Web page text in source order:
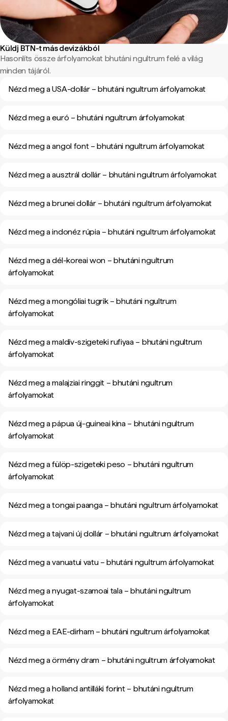
Küldj BTN-t más devizákból
Hasonlíts össze árfolyamokat bhutáni ngultrum felé a világ
minden tájáról.
Nézd meg a USA-dollár – bhutáni ngultrum árfolyamokat
Nézd meg a euró – bhutáni ngultrum árfolyamokat
Nézd meg a angol font – bhutáni ngultrum árfolyamokat
Nézd meg a ausztrál dollár – bhutáni ngultrum árfolyamokat
Nézd meg a brunei dollár – bhutáni ngultrum árfolyamokat
Nézd meg a indonéz rúpia – bhutáni ngultrum árfolyamokat
Nézd meg a dél-koreai won – bhutáni ngultrum
árfolyamokat
Nézd meg a mongóliai tugrik – bhutáni ngultrum
árfolyamokat
Nézd meg a maldív-szigeteki rufiyaa – bhutáni ngultrum
árfolyamokat
Nézd meg a malajziai ringgit – bhutáni ngultrum
árfolyamokat
Nézd meg a pápua új-guineai kina – bhutáni ngultrum
árfolyamokat
Nézd meg a fülöp-szigeteki peso – bhutáni ngultrum
árfolyamokat
Nézd meg a tongai paanga – bhutáni ngultrum árfolyamokat
Nézd meg a tajvani új dollár – bhutáni ngultrum árfolyamokat
Nézd meg a vanuatui vatu – bhutáni ngultrum árfolyamokat
Nézd meg a nyugat-szamoai tala – bhutáni ngultrum
árfolyamokat
Nézd meg a EAE-dirham – bhutáni ngultrum árfolyamokat
Nézd meg a örmény dram – bhutáni ngultrum árfolyamokat
Nézd meg a holland antilláki forint – bhutáni ngultrum
árfolyamokat